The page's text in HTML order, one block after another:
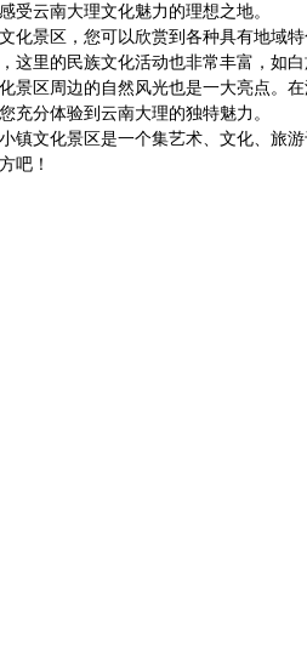
受云南大理文化魅力的理想之地。
化景区，您可以欣赏到各种具有地域
这里的民族文化活动也非常丰富，如
景区周边的自然风光也是一大亮点。
充分体验到云南大理的独特魅力。
镇文化景区是一个集艺术、文化、旅
吧！